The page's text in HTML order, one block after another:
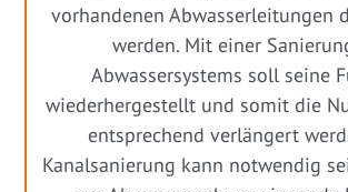
vorhandenen Abwasserleitungen
werden. Mit einer
Abwassersystems soll seine
wiederhergestellt und somit die
entsprechend verlängert
Kanalsanierung kann notwendig